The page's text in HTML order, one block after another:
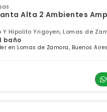
Alta 2 Ambientes
Hipolito Yrigoyen, Lomas de
baño
en Lomas de Zamora, Buenos Aires